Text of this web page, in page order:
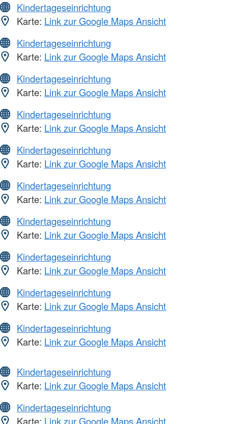
Kindertageseinrichtung
Karte: Link zur Google Maps Ansicht
Kindertageseinrichtung
Karte: Link zur Google Maps Ansicht
Kindertageseinrichtung
Karte: Link zur Google Maps Ansicht
Kindertageseinrichtung
Karte: Link zur Google Maps Ansicht
Kindertageseinrichtung
Karte: Link zur Google Maps Ansicht
Kindertageseinrichtung
Karte: Link zur Google Maps Ansicht
Kindertageseinrichtung
Karte: Link zur Google Maps Ansicht
Kindertageseinrichtung
Karte: Link zur Google Maps Ansicht
Kindertageseinrichtung
Karte: Link zur Google Maps Ansicht
Kindertageseinrichtung
Karte: Link zur Google Maps Ansicht
Kindertageseinrichtung
Karte: Link zur Google Maps Ansicht
Kindertageseinrichtung
Karte: Link zur Google Maps Ansicht